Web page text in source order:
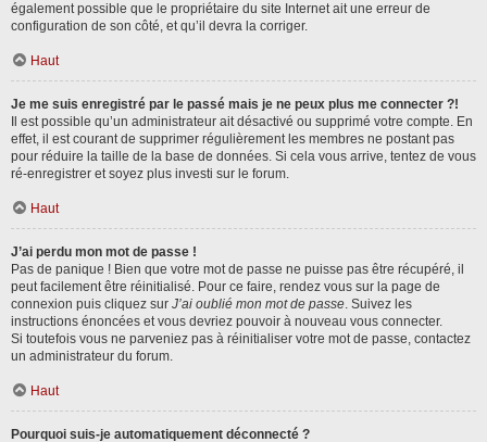
également possible que le propriétaire du site Internet ait une erreur de
configuration de son côté, et qu’il devra la corriger.
Haut
Je me suis enregistré par le passé mais je ne peux plus me connecter ?!
Il est possible qu’un administrateur ait désactivé ou supprimé votre compte. En
effet, il est courant de supprimer régulièrement les membres ne postant pas
pour réduire la taille de la base de données. Si cela vous arrive, tentez de vous
ré-enregistrer et soyez plus investi sur le forum.
Haut
J’ai perdu mon mot de passe !
Pas de panique ! Bien que votre mot de passe ne puisse pas être récupéré, il
peut facilement être réinitialisé. Pour ce faire, rendez vous sur la page de
connexion puis cliquez sur J’ai oublié mon mot de passe. Suivez les
instructions énoncées et vous devriez pouvoir à nouveau vous connecter.
Si toutefois vous ne parveniez pas à réinitialiser votre mot de passe, contactez
un administrateur du forum.
Haut
Pourquoi suis-je automatiquement déconnecté ?